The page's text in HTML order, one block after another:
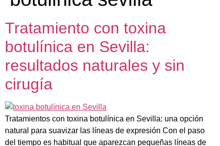
Tratamiento con toxina
botulínica en Sevilla:
resultados naturales y sin
cirugía
Tratamientos con toxina botulínica en Sevilla: una opción
natural para suavizar las líneas de expresión Con el paso
del tiempo es habitual que aparezcan pequeñas líneas de